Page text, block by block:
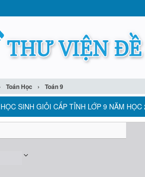
Toán Học › Toán 9
SINH GIỎI CẤP TỈNH LỚP 9 NĂM